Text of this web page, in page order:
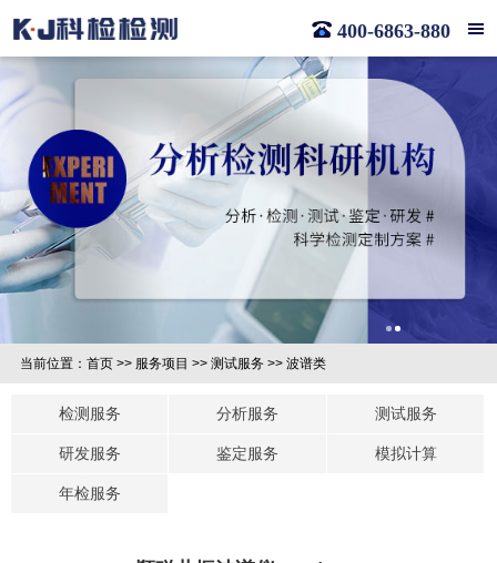
400-6863-880
当前位置： 首页>> 服务项目 >> 测试服务>> 波谱类
检测服务 分析服务 测试服务
研发服务 鉴定服务 模拟计算
年检服务